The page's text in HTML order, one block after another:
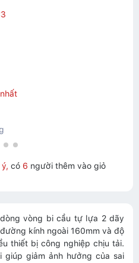
có 6 người thêm vào giỏ
vòng bi cầu tự lựa 2 dãy
kính ngoài 160mm và độ
thiết bị công nghiệp chịu tải.
giảm ảnh hưởng của sai